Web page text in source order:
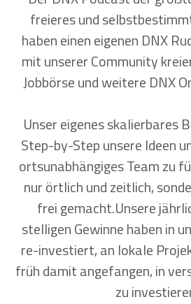
freieres und
haben einen eigenen DNX
mit unserer Community
Jobbörse und weitere DNX
Unser eigenes skalierbares
Step-by-Step unsere Ideen
ortsunabhängiges Team zu
nur örtlich und zeitlich,
frei gemacht.Unsere
stelligen Gewinne haben in
re-investiert, an lokale
früh damit angefangen, in
zu